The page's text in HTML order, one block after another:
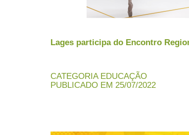
Lages participa do Encontro
CATEGORIA EDUCAÇÃO
PUBLICADO EM 25/07/2022